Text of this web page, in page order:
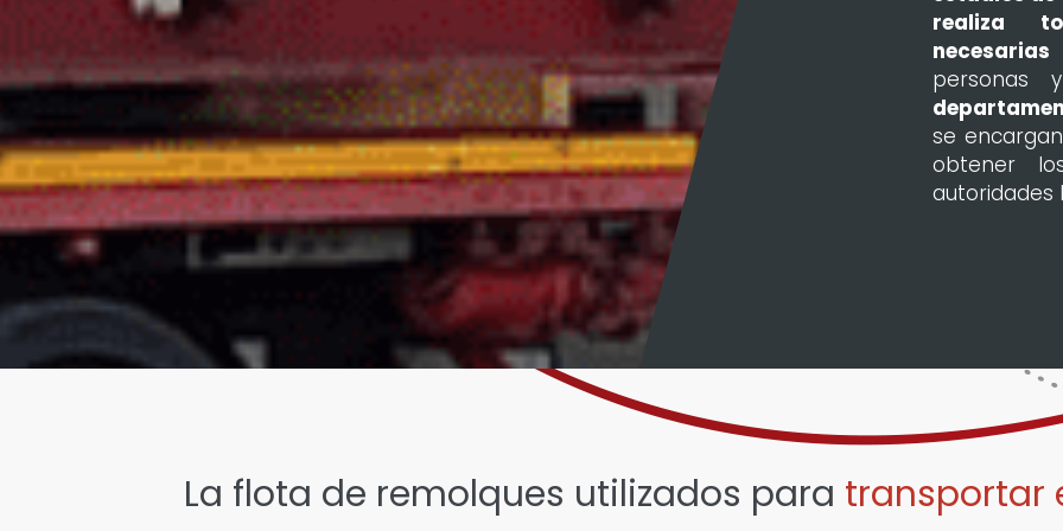
realiza
necesarias
personas
se
obtener
autoridades
La flota de remolques utilizados para transportar